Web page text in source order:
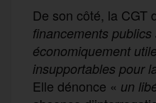
De son côté, la CGT
financements
économiquement
insupportables pour
Elle dénonce « un